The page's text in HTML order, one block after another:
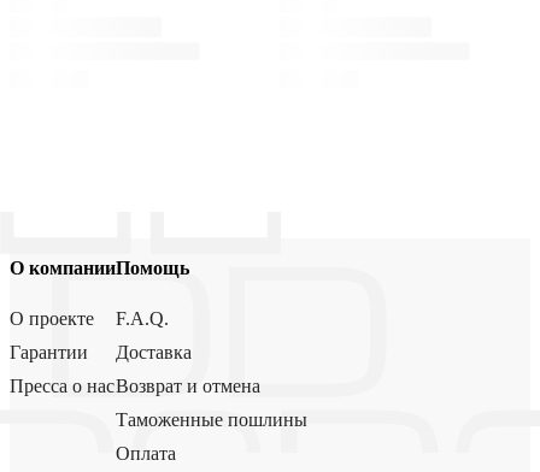
О компании
О проекте
Гарантии
Пресса о нас
Помощь
F.A.Q.
Доставка
Возврат и отмена
Таможенные пошлины
Оплата